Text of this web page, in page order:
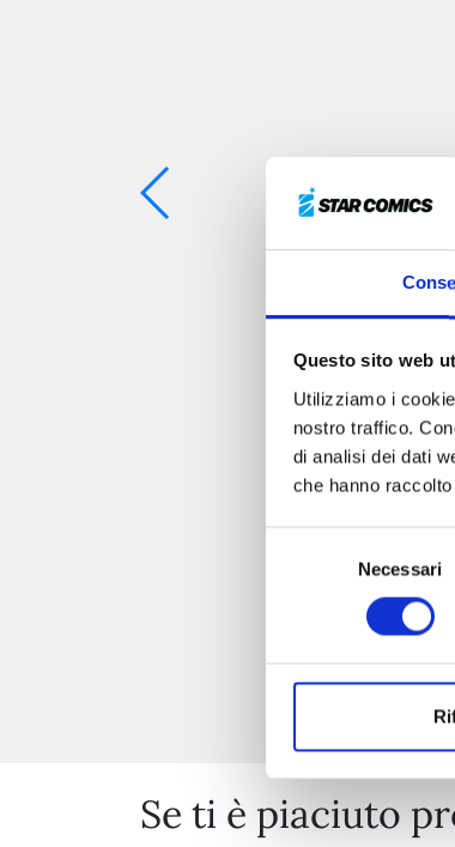
Questo sito web
Utilizziamo i
nostro traffico.
di analisi dei dati
che hanno
Necessari
Se ti è piaciuto